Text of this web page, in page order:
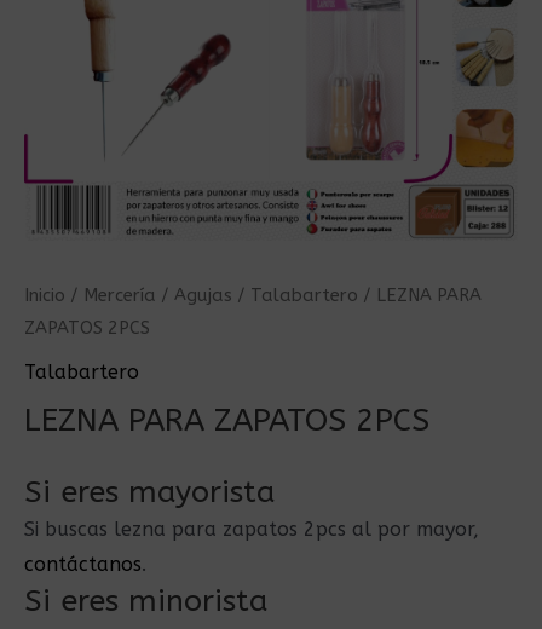
Inicio / Mercería / Agujas / Talabartero / LEZNA PARA
ZAPATOS 2PCS
Talabartero
LEZNA PARA ZAPATOS 2PCS
Si eres mayorista
Si buscas lezna para zapatos 2pcs al por mayor,
contáctanos.
Si eres minorista